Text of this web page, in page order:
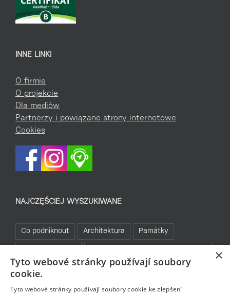
INNE LINKI
O firmie
O projekcie
Dla mediów
Partnerzy i powiązane strony internetowe
Cookies
NAJCZĘŚCIEJ WYSZUKIWANE
Co podniknout Architektura Památky
Bez bariér Bavte se v Jablonci
Rozhledny
×
Tyto webové stránky používají soubory
cookie.
Tyto webové stránky používají soubory cookie ke zlepšení